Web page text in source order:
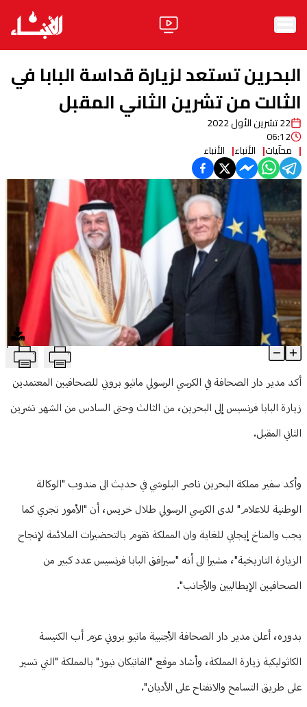
الأخبار
ثقافة ومجتمع
منوعات
آراء
فيديو
مواقف
وليد جنبلاطالحزب
ابحث
البحرين تستعد لزيارة قداسة البابا في
الثالت من تشرين الثاني المقبل
22 تشرين الأول 2022
06:12
محلّيات الأنباء الأنباء
البحرين تستعد لزيارة قداسة البابا في الثالت من تشرين الثاني المقبلT
Article Content
أكد مدير دار الصحافة في الكرسي الرسولي ماتيو بروني للصحافيين المعتمدين
زيارة البابا فرنسيس إلى البحرين، من الثالث وحتى السادس من الشهر تشرين
الثاني المقبل.
وأكد سفير مملكة البحرين ناصر البلوشي في حديث الى مندوب "الوكالة
الوطنية للاعلام" لدى الكرسي الرسولي طلال خريس، أن "الأمور تجري كما
يجب والمناخ إيجابي للغاية وان المملكة تقوم بالتحضيرات الملائمة لإنجاح
الزيارة التاريخية"، مشيرا الى أنه "سيرافق البابا فرنسيس عدد كبير من
الصحافيين الإيطاليين والأجانب".
بدوره، أعلن مدير دار الصحافة الأجنبية ماتيو بروني عزم أب الكنيسة
الكاثوليكية زيارة المملكة، وأشاد موقع "الفاتيكان نيوز" بالمملكة "التي تسير
على طريق التسامح والانفتاح على الأديان".